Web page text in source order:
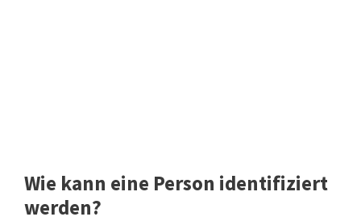
Wie kann eine Person identifiziert
werden?